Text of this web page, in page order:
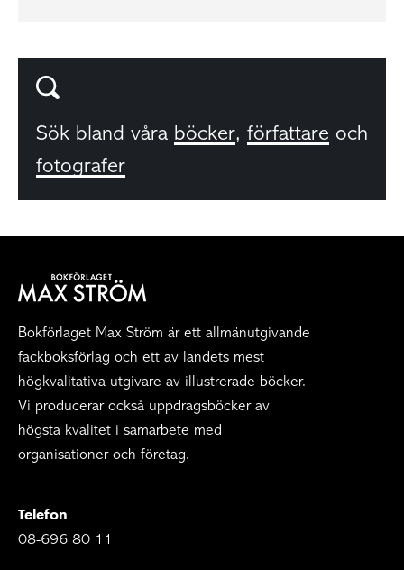
Sök bland våra böcker, författare och
fotografer
Bokförlaget Max Ström är ett allmänutgivande
fackboksförlag och ett av landets mest
högkvalitativa utgivare av illustrerade böcker.
Vi producerar också uppdragsböcker av
högsta kvalitet i samarbete med
organisationer och företag.
Telefon
08-696 80 11